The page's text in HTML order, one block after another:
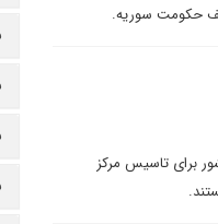
حکومت سوریه.
برای تاسیس مرکز